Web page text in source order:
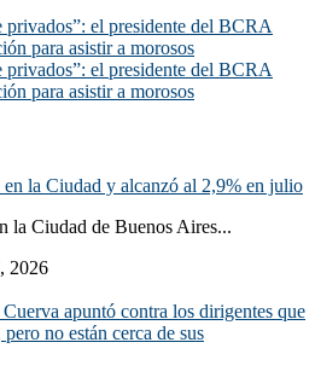
privados”: el presidente del BCRA
para asistir a morosos
privados”: el presidente del BCRA
para asistir a morosos
la Ciudad y alcanzó al 2,9% en julio
la Ciudad de Buenos Aires...
2026
apuntó contra los dirigentes que
no están cerca de sus